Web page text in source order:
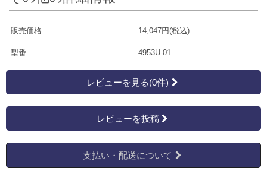
販売価格 14,047円(税込)
型番 4953U-01
レビューを見る(0件)
レビューを投稿
支払い・配送について